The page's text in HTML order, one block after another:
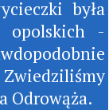
była
opolskich -
Zwiedziliśmy
Odrowąża.